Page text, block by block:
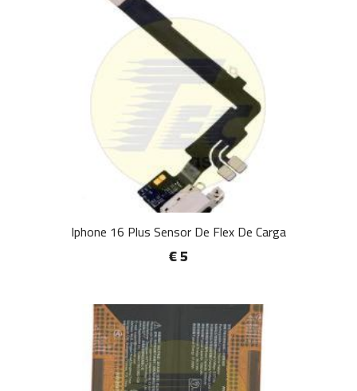
Iphone 16 Plus Sensor De Flex De Carga
€ 5